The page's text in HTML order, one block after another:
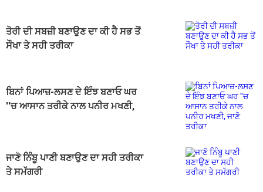
ਤੋਰੀ ਦੀ ਸਬਜ਼ੀ ਬਣਾਉਣ ਦਾ ਕੀ ਹੈ ਸਭ ਤੋਂ
ਸੌਖਾ ਤੇ ਸਹੀ ਤਰੀਕਾ
ਬਿਨਾਂ ਪਿਆਜ਼-ਲਸਣ ਦੇ ਇੰਝ ਬਣਾਓ ਘਰ
''ਚ ਆਸਾਨ ਤਰੀਕੇ ਨਾਲ ਪਨੀਰ ਮਖਣੀ,
ਜਾਣੋ ਨਿੰਬੂ ਪਾਣੀ ਬਣਾਉਣ ਦਾ ਸਹੀ ਤਰੀਕਾ
ਤੇ ਸਮੱਗਰੀ